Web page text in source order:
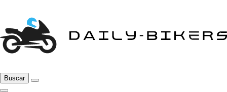
Buscar